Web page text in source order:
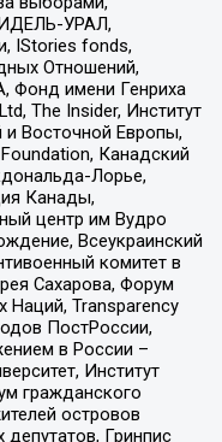
УРАЛ,
IStories fonds,
Отношений,
имени Генриха
The Insider, Институт
Восточной Европы,
Канадский
Лорье,
Канады,
центр им Вудро
Всеукраинский
комитет в
Сахарова, Форум
Наций, Transparеncy
ПостРоссии,
в России –
Институт
гражданского
островов
Гринпис